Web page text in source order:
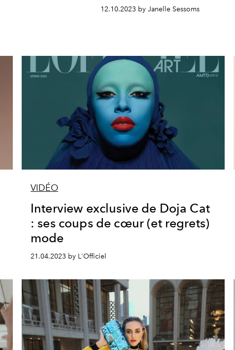
12.10.2023 by Janelle Sessoms
VIDÉO
Interview exclusive de Doja Cat
: ses coups de cœur (et regrets)
mode
21.04.2023 by L'Officiel